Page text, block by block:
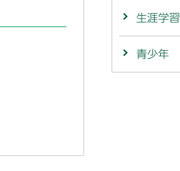
生涯学習
青少年